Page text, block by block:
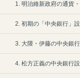
1. 明治維新政府の通貨
2. 初期の「中央銀行」
3. 大隈・伊藤の中央銀
4. 松方正義の中央銀行